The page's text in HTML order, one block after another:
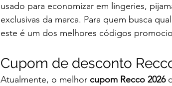
usado para economizar em lingeries,
exclusivas da marca. Para quem busca
este é um dos melhores códigos
Cupom de desconto
Atualmente, o melhor cupom Recco 2026